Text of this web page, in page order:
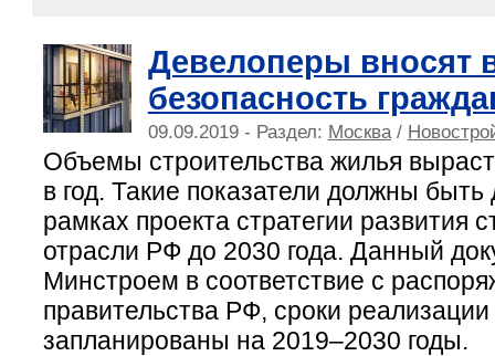
Девелоперы вносят
безопасность
09.09.2019 - Раздел: Москва/
Объемы строительства жилья
в год. Такие показатели должны быть
рамках проекта стратегии развития
отрасли РФ до 2030 года. Данный
Минстроем в соответствие с
правительства РФ, сроки реализации
запланированы на 2019–2030 годы.